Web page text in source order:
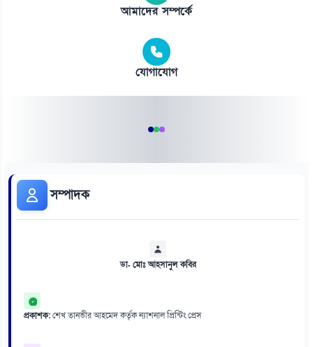
আমাদের সম্পর্কে
যোগাযোগ
সম্পাদক
ডা. মোঃ আহসানুল কবির
প্রকাশক:শেখ তানভীর আহমেদ কর্তৃক ন্যাশনাল প্রিন্টিং প্রেস